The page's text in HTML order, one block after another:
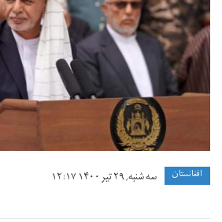
افغانستان سه شنبه, ۲۹ تیر ۱۴۰۰ ۱۲:۱۷